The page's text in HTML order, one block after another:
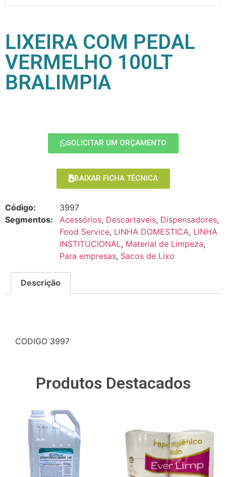
LIXEIRA COM PEDAL
VERMELHO 100LT
BRALIMPIA
SOLICITAR UM ORÇAMENTO
BAIXAR FICHA TÉCNICA
Código:
3997
Segmentos:
Acessórios, Descartaveis, Dispensadores,
Food Service, LINHA DOMESTICA, LINHA
INSTITUCIONAL, Material de Limpeza,
Para empresas, Sacos de Lixo
Descrição
CODIGO 3997
Produtos Destacados